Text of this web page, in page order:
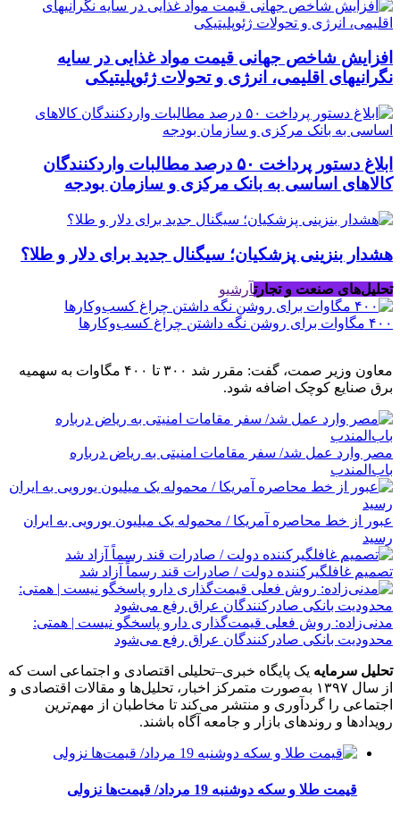
افزایش شاخص جهانی قیمت مواد غذایی در سایه
نگرانیهای اقلیمی، انرژی و تحولات ژئوپلیتیکی
ابلاغ دستور پرداخت ۵۰ درصد مطالبات واردکنندگان
کالاهای اساسی به بانک مرکزی و سازمان بودجه
هشدار بنزینی پزشکیان؛ سیگنال جدید برای دلار و طلا؟
تحلیل‌های صنعت و تجارتآرشیو
۴۰۰ مگاوات برای روشن نگه داشتن چراغ کسب‌وکار‌ها
معاون وزیر صمت، گفت: مقرر شد ۳۰۰ تا ۴۰۰ مگاوات به سهمیه
برق صنایع کوچک اضافه شود.
مصر وارد عمل شد/ سفر مقامات امنیتی به ریاض درباره
باب‌المندب
عبور از خط محاصره آمریکا / محموله یک میلیون یورویی به ایران
رسید
تصمیم غافلگیرکننده دولت / صادرات قند رسماً آزاد شد
مدنی‌زاده: روش فعلی قیمت‌گذاری دارو پاسخگو نیست | همتی:
محدودیت بانکی صادرکنندگان عراق رفع می‌شود
تحلیل سرمایه یک پایگاه خبری–تحلیلی اقتصادی و اجتماعی است که
از سال ۱۳۹۷ به‌صورت متمرکز اخبار، تحلیل‌ها و مقالات اقتصادی و
اجتماعی را گردآوری و منتشر می‌کند تا مخاطبان از مهم‌ترین
رویدادها و روندهای بازار و جامعه آگاه باشند.
قیمت طلا و سکه دوشنبه 19 مرداد/ قیمت‌ها نزولی